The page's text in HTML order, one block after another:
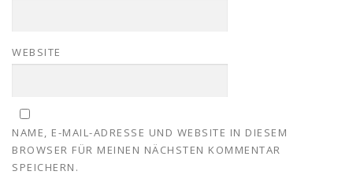
WEBSITE
NAME, E-MAIL-ADRESSE UND WEBSITE IN DIESEM
BROWSER FÜR MEINEN NÄCHSTEN KOMMENTAR
SPEICHERN.